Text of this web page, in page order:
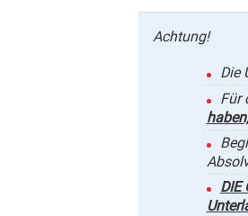
Achtung!
Die
Für
DIE